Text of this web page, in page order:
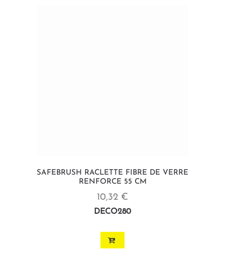
SAFEBRUSH RACLETTE FIBRE DE VERRE
RENFORCE 55 CM
10,32 €
DECO280